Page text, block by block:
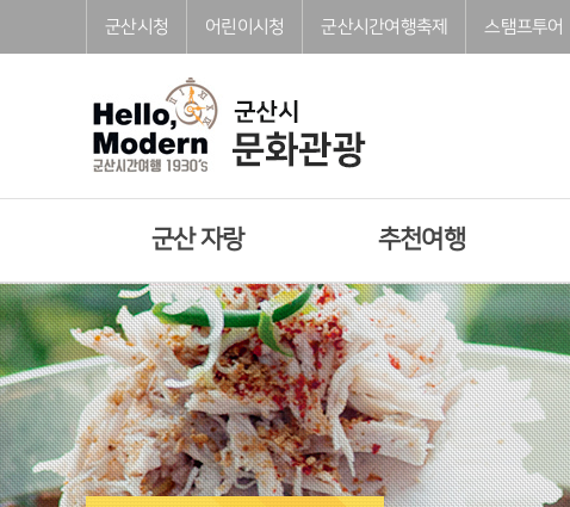
군산시청 어린이시청 군산시간여행축제 스탬프투어
군산 자랑 추천여행